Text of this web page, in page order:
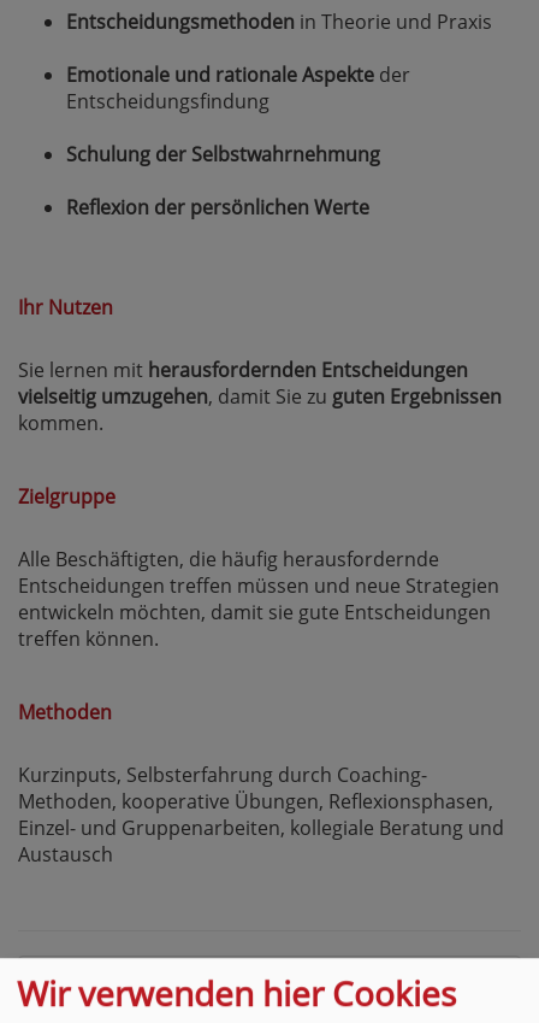
Entscheidungsmethoden in Theorie und Praxis
Emotionale und rationale Aspekte der
Entscheidungsfindung
Schulung der Selbstwahrnehmung
Reflexion der persönlichen Werte
Ihr Nutzen
Sie lernen mit herausfordernden Entscheidungen
vielseitig umzugehen, damit Sie zu guten Ergebnissen
kommen.
Zielgruppe
Alle Beschäftigten, die häufig herausfordernde
Entscheidungen treffen müssen und neue Strategien
entwickeln möchten, damit sie gute Entscheidungen
treffen können.
Methoden
Kurzinputs, Selbsterfahrung durch Coaching-
Methoden, kooperative Übungen, Reflexionsphasen,
Einzel- und Gruppenarbeiten, kollegiale Beratung und
Austausch
Wir verwenden hier Cookies